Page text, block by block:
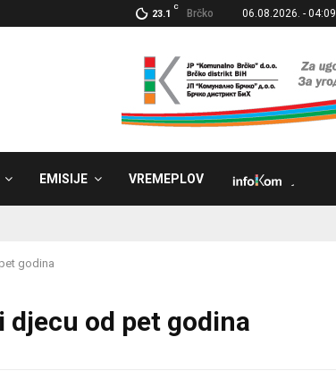
23.1
C
Brčko 06.08.2026. - 04:09
EMISIJE VREMEPLOV
godina
djecu od pet godina